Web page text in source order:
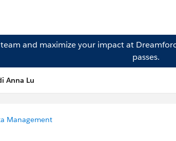
and maximize your impact at
passes.
Anna Lu
Management